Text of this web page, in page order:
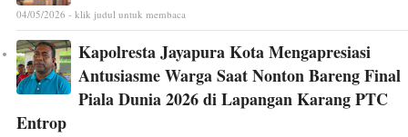
04/05/2026 - klik judul untuk membaca
Kapolresta Jayapura Kota Mengapresiasi
Antusiasme Warga Saat Nonton Bareng Final
Piala Dunia 2026 di Lapangan Karang PTC
Entrop